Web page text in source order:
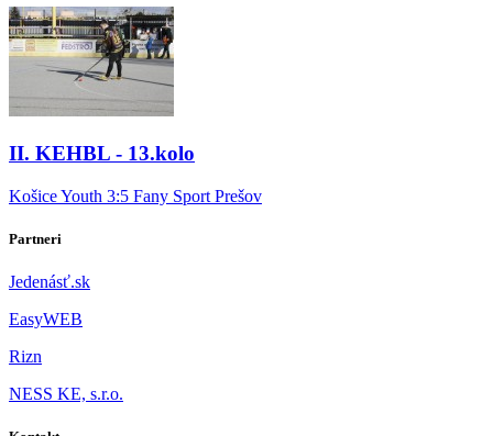
II. KEHBL - 13.kolo
Košice Youth 3:5 Fany Sport Prešov
Partneri
Jedenásť.sk
EasyWEB
Rizn
NESS KE, s.r.o.